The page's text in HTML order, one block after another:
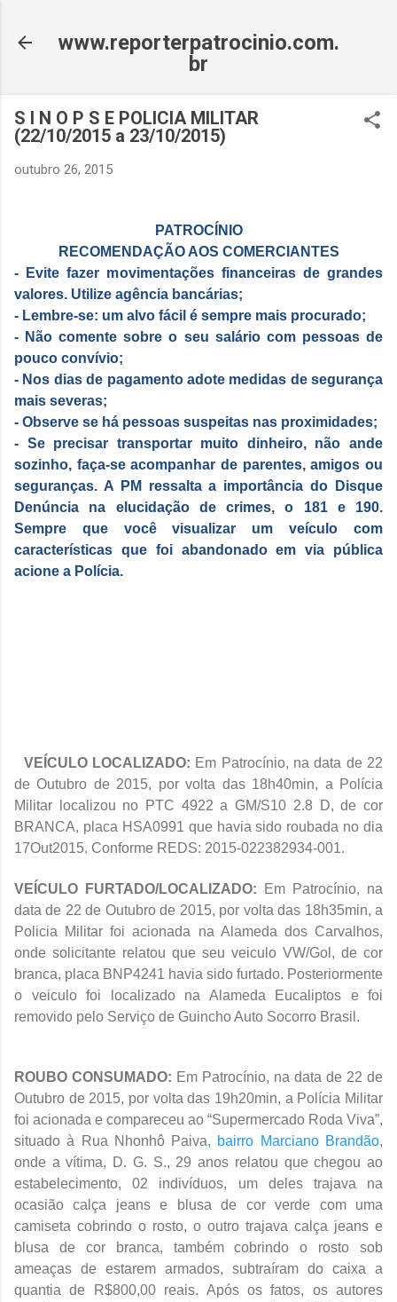
www.reporterpatrocinio.com.
br
S I N O P S E POLICIA MILITAR
(22/10/2015 a 23/10/2015)
outubro 26, 2015
PATROCÍNIO
RECOMENDAÇÃO AOS COMERCIANTES
- Evite fazer movimentações financeiras de grandes
valores. Utilize agência bancárias;
- Lembre-se: um alvo fácil é sempre mais procurado;
- Não comente sobre o seu salário com pessoas de
pouco convívio;
- Nos dias de pagamento adote medidas de segurança
mais severas;
- Observe se há pessoas suspeitas nas proximidades;
- Se precisar transportar muito dinheiro, não ande
sozinho, faça-se acompanhar de parentes, amigos ou
seguranças. A PM ressalta a importância do Disque
Denúncia na elucidação de crimes, o 181 e 190.
Sempre que você visualizar um veículo com
características que foi abandonado em via pública
acione a Polícia.
VEÍCULO LOCALIZADO: Em Patrocínio, na data de 22
de Outubro de 2015, por volta das 18h40min, a Polícia
Militar localizou no PTC 4922 a GM/S10 2.8 D, de cor
BRANCA, placa HSA0991 que havia sido roubada no dia
17Out2015. Conforme REDS: 2015-022382934-001.
VEÍCULO FURTADO/LOCALIZADO: Em Patrocínio, na
data de 22 de Outubro de 2015, por volta das 18h35min, a
Policia Militar foi acionada na Alameda dos Carvalhos,
onde solicitante relatou que seu veiculo VW/Gol, de cor
branca, placa BNP4241 havia sido furtado. Posteriormente
o veiculo foi localizado na Alameda Eucaliptos e foi
removido pelo Serviço de Guincho Auto Socorro Brasil.
ROUBO CONSUMADO: Em Patrocínio, na data de 22 de
Outubro de 2015, por volta das 19h20min, a Polícia Militar
foi acionada e compareceu ao “Supermercado Roda Viva”,
situado à Rua Nhonhô Paiva, bairro Marciano Brandão,
onde a vítima, D. G. S., 29 anos relatou que chegou ao
estabelecimento, 02 indivíduos, um deles trajava na
ocasião calça jeans e blusa de cor verde com uma
camiseta cobrindo o rosto, o outro trajava calça jeans e
blusa de cor branca, também cobrindo o rosto sob
ameaças de estarem armados, subtraíram do caixa a
quantia de R$800,00 reais. Após os fatos, os autores